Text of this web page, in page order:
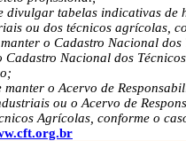
divulgar tabelas indicativas de
ou dos técnicos agrícolas,
o Cadastro Nacional dos
Cadastro Nacional dos
o Acervo de
ou o Acervo de
Agrícolas, conforme o